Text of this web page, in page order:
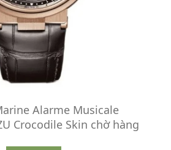
Alarme Musicale
Crocodile Skin chờ hàng